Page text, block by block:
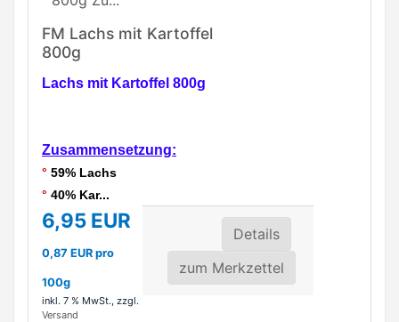
FM Lachs mit Kartoffel
800g
Lachs mit Kartoffel 800g
Zusammensetzung:
° 59% Lachs
° 40% Kar...
6,95 EUR
0,87 EUR pro
100g
inkl. 7 % MwSt., zzgl.
Versand
Details
zum Merkzettel